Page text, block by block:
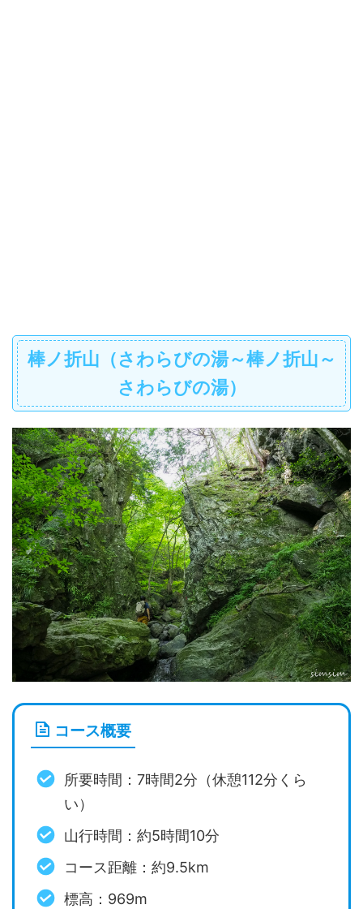
棒ノ折山（さわらびの湯～棒ノ折山～
さわらびの湯）
コース概要
所要時間：7時間2分（休憩112分くら
い）
山行時間：約5時間10分
コース距離：約9.5km
標高：969m